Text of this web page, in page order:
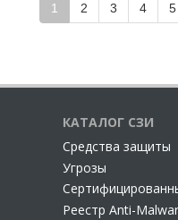
1 2 3 4 5
КАТАЛОГ СЗИ
Cредства защиты
Угрозы
Реестр Anti-